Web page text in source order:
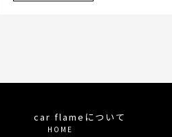
car flameについて
HOME